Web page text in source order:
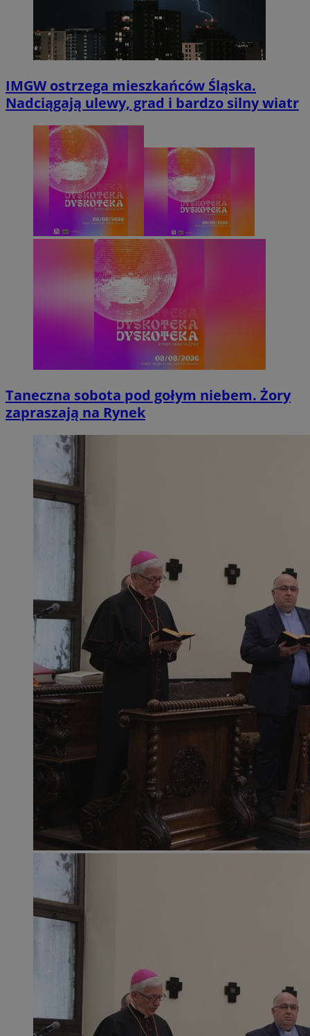
IMGW ostrzega mieszkańców Śląska.
Nadciągają ulewy, grad i bardzo silny wiatr
Taneczna sobota pod gołym niebem. Żory
zapraszają na Rynek